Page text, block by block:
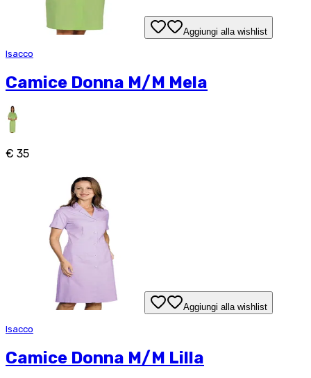
Aggiungi alla wishlist
Isacco
Camice Donna M/M Mela
€ 35
Aggiungi alla wishlist
Isacco
Camice Donna M/M Lilla